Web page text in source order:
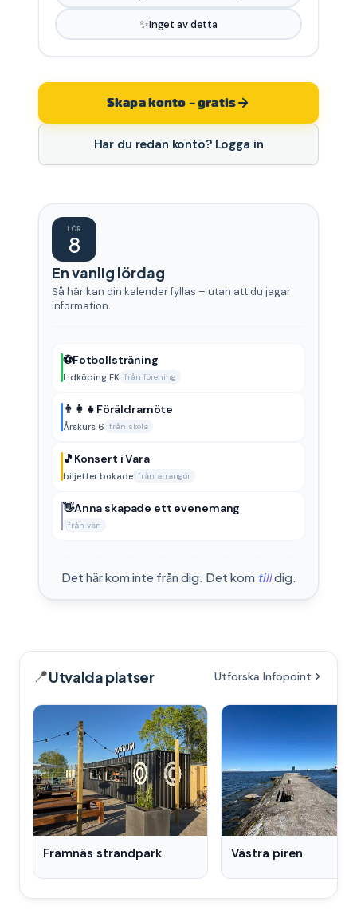
✨Inget av detta
Skapa konto – gratis
Har du redan konto? Logga in
LÖR
8
En vanlig lördag
Så här kan din kalender fyllas – utan att du jagar
information.
⚽Fotbollsträning
Lidköping FK från förening
👨‍👩‍👧 Föräldramöte
Årskurs 6 från skola
🎵 Konsert i Vara
biljetter bokade från arrangör
👋Anna skapade ett evenemang
från vän
Det här kom inte från dig. Det kom tilldig.
📍Utvalda platser Utforska Infopoint
Framnäs strandpark Västra piren